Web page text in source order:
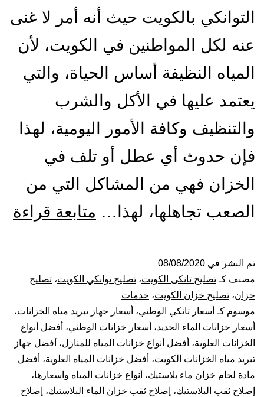
التوانكي بالكويت حيث أنه أمر لا غنى
عنه لكل المواطنين في الكويت، لأن
المياه النظيفة أساس الحياة، والتي
يعتمد عليها في الأكل والشرب
والتنظيف وكافة الأمور اليومية، لهذا
فإن حدوث أي عطل أو تلف في
الخزان فهي من المشاكل التي من
الصعب تجاهلها، لهذا… متابعة قراءة
تم النشر في 08/08/2020
مصنف كـ تصليح تانكى الكويت، تصليح توانكي الكويت، تصليح
خزان، تصليح خزان الكويت، خدمات
موسوم كـ أسعار تانكي الوطني، أسعار جهاز تبريد مياه الخزانات،
أسعار خزانات الماء الحديد، أسعار خزانات الوطني، أفضل أنواع
الخزانات العلوية، أفضل أنواع خزانات المياه للمنازل، أفضل جهاز
تبريد مياه الخزانات الكويت، أفضل خزانات المياه العلوية، أفضل
مادة لحام خزان ماء بلاستيك، أنواع خزانات المياه واسعارها،
إصلاح ثقب البلاستيك، إصلاح ثقب خزان الماء البلاستيك، إصلاح